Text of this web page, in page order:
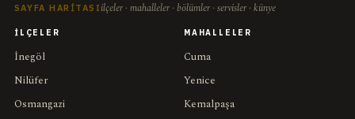
SAYFA HARITASI ilçeler · mahalleler · bölümler · servisler · künye
İLÇELER
İnegöl
Nilüfer
Osmangazi
MAHALLELER
Cuma
Yenice
Kemalpaşa